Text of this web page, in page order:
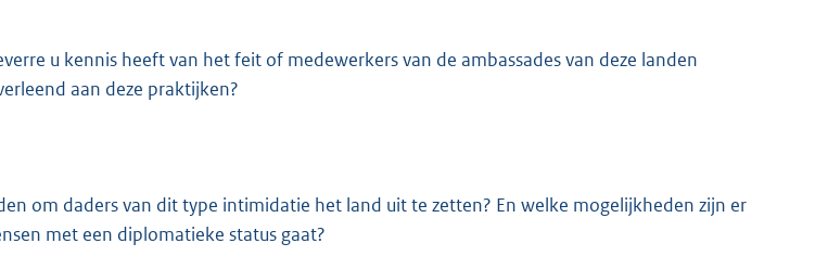
u kennis heeft van het feit of medewerkers van de ambassades van deze landen
aan deze praktijken?
om daders van dit type intimidatie het land uit te zetten? En welke mogelijkheden zijn er
met een diplomatieke status gaat?